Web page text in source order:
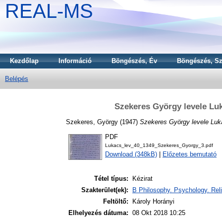
REAL-MS
Kezdőlap Információ Böngészés, Év Böngészés,
Belépés
Szekeres György levele
Szekeres, György (1947) Szekeres György levele
PDF
Lukacs_lev_40_1349_Szekeres_Gyorgy_3.pdf
Download (348kB) Előzetes bemutató
Tétel típus:
Kézirat
Szakterület(ek):
B Philosophy. Psychology.
Feltöltő:
Károly Horányi
Elhelyezés dátuma: 08 Okt 2018 10:25